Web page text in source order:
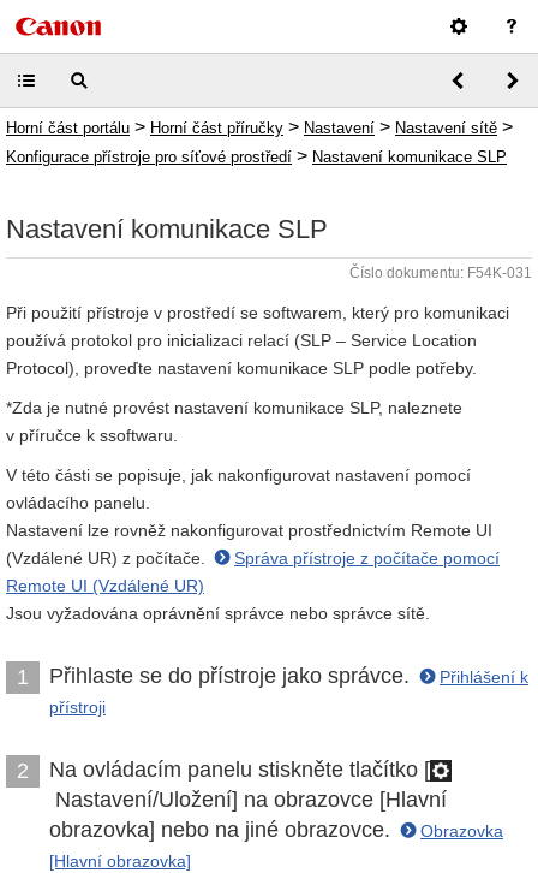
Horní část portálu > Horní část příručky > Nastavení > Nastavení sítě >
Konfigurace přístroje pro síťové prostředí > Nastavení komunikace SLP
Nastavení komunikace SLP
Číslo dokumentu: F54K-031
Při použití přístroje v prostředí se softwarem, který pro komunikaci
používá protokol pro inicializaci relací (SLP – Service Location
Protocol), proveďte nastavení komunikace SLP podle potřeby.
*Zda je nutné provést nastavení komunikace SLP, naleznete
v příručce k ssoftwaru.
V této části se popisuje, jak nakonfigurovat nastavení pomocí
ovládacího panelu.
Nastavení lze rovněž nakonfigurovat prostřednictvím Remote UI
(Vzdálené UR) z počítače.
Správa přístroje z počítače pomocí
Remote UI (Vzdálené UR)
Jsou vyžadována oprávnění správce nebo správce sítě.
1 Přihlaste se do přístroje jako správce.
Přihlášení k
přístroji
2
Na ovládacím panelu stiskněte tlačítko [
Nastavení/Uložení] na obrazovce [Hlavní
obrazovka] nebo na jiné obrazovce.
Obrazovka
[Hlavní obrazovka]